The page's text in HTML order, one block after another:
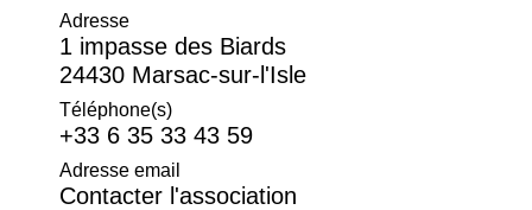
Adresse
1 impasse des Biards
24430 Marsac-sur-l'Isle
Téléphone(s)
+33 6 35 33 43 59
Adresse email
Contacter l'association